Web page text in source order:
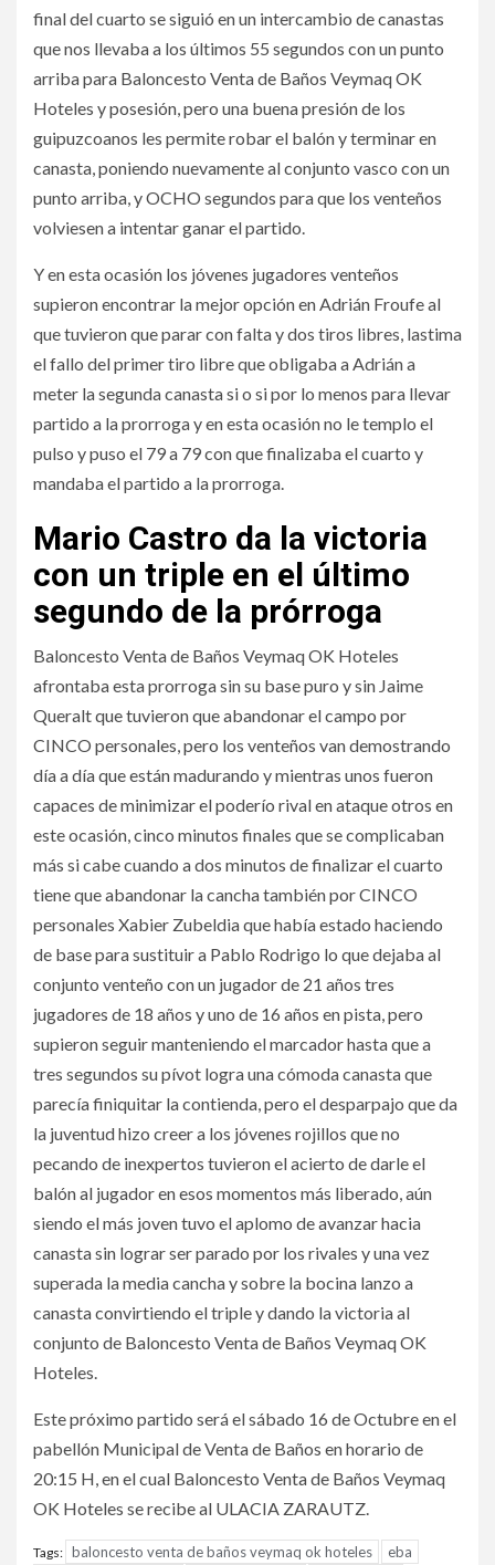
final del cuarto se siguió en un intercambio de canastas
que nos llevaba a los últimos 55 segundos con un punto
arriba para Baloncesto Venta de Baños Veymaq OK
Hoteles y posesión, pero una buena presión de los
guipuzcoanos les permite robar el balón y terminar en
canasta, poniendo nuevamente al conjunto vasco con un
punto arriba, y OCHO segundos para que los venteños
volviesen a intentar ganar el partido.
Y en esta ocasión los jóvenes jugadores venteños
supieron encontrar la mejor opción en Adrián Froufe al
que tuvieron que parar con falta y dos tiros libres, lastima
el fallo del primer tiro libre que obligaba a Adrián a
meter la segunda canasta si o si por lo menos para llevar
partido a la prorroga y en esta ocasión no le templo el
pulso y puso el 79 a 79 con que finalizaba el cuarto y
mandaba el partido a la prorroga.
Mario Castro da la victoria
con un triple en el último
segundo de la prórroga
Baloncesto Venta de Baños Veymaq OK Hoteles
afrontaba esta prorroga sin su base puro y sin Jaime
Queralt que tuvieron que abandonar el campo por
CINCO personales, pero los venteños van demostrando
día a día que están madurando y mientras unos fueron
capaces de minimizar el poderío rival en ataque otros en
este ocasión, cinco minutos finales que se complicaban
más si cabe cuando a dos minutos de finalizar el cuarto
tiene que abandonar la cancha también por CINCO
personales Xabier Zubeldia que había estado haciendo
de base para sustituir a Pablo Rodrigo lo que dejaba al
conjunto venteño con un jugador de 21 años tres
jugadores de 18 años y uno de 16 años en pista, pero
supieron seguir manteniendo el marcador hasta que a
tres segundos su pívot logra una cómoda canasta que
parecía finiquitar la contienda, pero el desparpajo que da
la juventud hizo creer a los jóvenes rojillos que no
pecando de inexpertos tuvieron el acierto de darle el
balón al jugador en esos momentos más liberado, aún
siendo el más joven tuvo el aplomo de avanzar hacia
canasta sin lograr ser parado por los rivales y una vez
superada la media cancha y sobre la bocina lanzo a
canasta convirtiendo el triple y dando la victoria al
conjunto de Baloncesto Venta de Baños Veymaq OK
Hoteles.
Este próximo partido será el sábado 16 de Octubre en el
pabellón Municipal de Venta de Baños en horario de
20:15 H, en el cual Baloncesto Venta de Baños Veymaq
OK Hoteles se recibe al ULACIA ZARAUTZ.
Tags: baloncesto venta de baños veymaq ok hoteles
eba